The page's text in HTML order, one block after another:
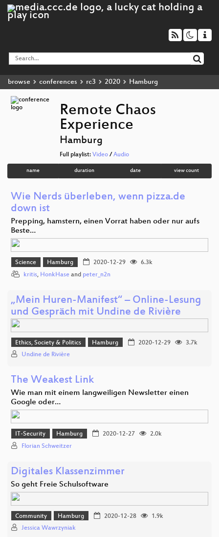
browse conferences rc3 2020 Hamburg
Remote Chaos
Experience
Hamburg
Full playlist: Video/ Audio
name duration date view count
Wie Nerds überleben, wenn pizza.de
down ist
Prepping, hamstern, einen Vorrat haben oder nur aufs
Beste…
Science Hamburg 2020-12-29
6.3k
kritis, HonkHase and peter_n2n
„Mein Huren-Manifest“ – Online-Lesung
und Gespräch mit Undine de Rivière
Ethics, Society & Politics Hamburg 2020-12-29
3.7k
Undine de Rivière
The Weakest Link
Wie man mit einem langweiligen Newsletter einen
Google oder…
IT-Security Hamburg 2020-12-27
2.0k
Florian Schweitzer
Digitales Klassenzimmer
So geht Freie Schulsoftware
Community Hamburg 2020-12-28
1.9k
Jessica Wawrzyniak